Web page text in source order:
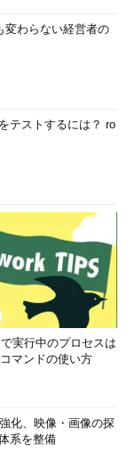
変わらない経営者の
テストするには？ ro
実行中のプロセスは
マンドの使い方
化、映像・画像の探
系を整備